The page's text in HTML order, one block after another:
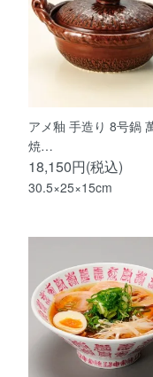
アメ釉 手造り 8号鍋
焼…
18,150円(税込)
30.5×25×15cm